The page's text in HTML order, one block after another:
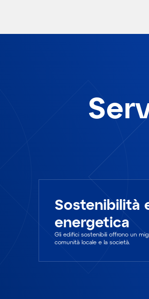
Sostenibilità
energetica
Gli edifici sostenibili offrono un
comunità locale e la società.